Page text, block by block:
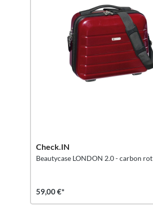
Check.IN
Beautycase LONDON 2.0 - carbon rot
59,00 €*